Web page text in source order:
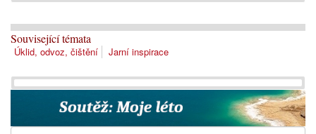
Související témata
Úklid, odvoz, čištění Jarní inspirace